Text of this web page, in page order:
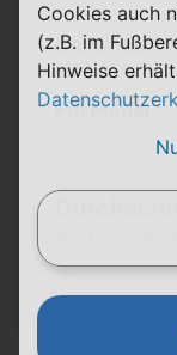
Grundgebühr
pro Monat
Pro Monat
(Alle Preise inkl.
Cookies auch
(z.B. im
Hinweise